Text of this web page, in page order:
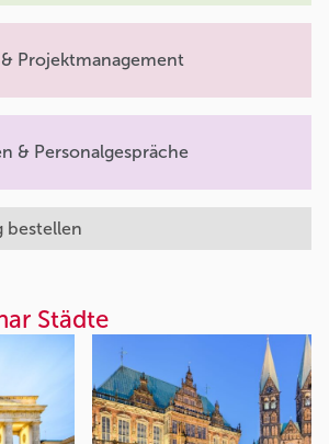
Projektmanagement
& Personalgespräche
bestellen
Städte